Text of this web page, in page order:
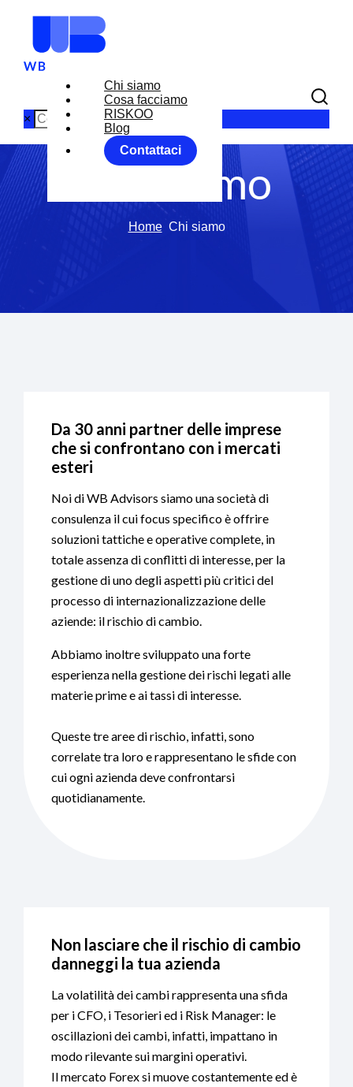
Chi siamo
Cosa facciamo
RISKOO
Blog
Contattaci
×
Chi siamo
Home Chi siamo
Da 30 anni partner delle imprese
che si confrontano con i mercati
esteri
Noi di WB Advisors siamo una società di
consulenza il cui focus specifico è offrire
soluzioni tattiche e operative complete, in
totale assenza di conflitti di interesse, per la
gestione di uno degli aspetti più critici del
processo di internazionalizzazione delle
aziende: il rischio di cambio.
Abbiamo inoltre sviluppato una forte
esperienza nella gestione dei rischi legati alle
materie prime e ai tassi di interesse.
Queste tre aree di rischio, infatti, sono
correlate tra loro e rappresentano le sfide con
cui ogni azienda deve confrontarsi
quotidianamente.
Non lasciare che il rischio di cambio
danneggi la tua azienda
La volatilità dei cambi rappresenta una sfida
per i CFO, i Tesorieri ed i Risk Manager: le
oscillazioni dei cambi, infatti, impattano in
modo rilevante sui margini operativi.
Il mercato Forex si muove costantemente ed è